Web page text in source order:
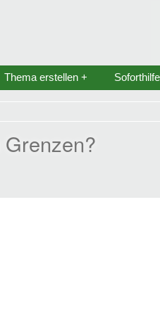
Thema erstellen + Soforthilfe